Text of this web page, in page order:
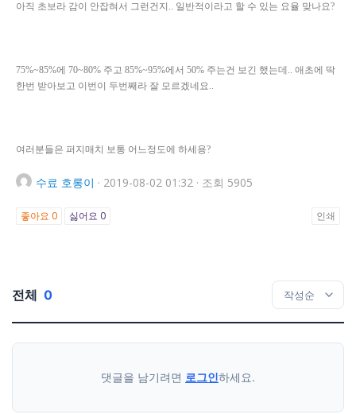
아직 초보라 감이 안잡혀서 그런건지.. 일반적이라고 할 수 있는 요율 맞나요?
75%~85%에 70~80% 주고 85%~95%에서 50% 주는건 보긴 했는데.. 애초에 딱
한번 받아보고 이번이 두번째라 잘 모르겠네요..
여러분들은 퍼지매치 보통 어느정도에 하세용?
수료 호롱이 · 2019-08-02 01:32 · 조회 5905
좋아요 0 싫어요 0 인쇄
전체 0
댓글을 남기려면 로그인하세요.